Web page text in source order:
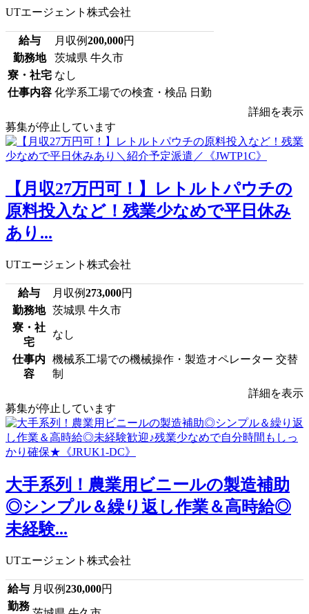
UTエージェント株式会社
給与 月収例200,000円
勤務地
茨城県 牛久市
寮・社宅 なし
仕事内容 化学系工場での検査・検品 日勤
詳細を表示
募集が停止しています
【月収27万円可！】レトルトパウチの
原料投入など！残業少なめで平日休み
あり...
UTエージェント株式会社
給与 月収例273,000円
勤務地
茨城県 牛久市
寮・社
宅
なし
仕事内
容
機械系工場での機械操作・製造オペレーター 交替
制
詳細を表示
募集が停止しています
大手系列！農業用ビニールの製造補助
◎シンプル＆繰り返し作業＆高時給◎
未経験...
UTエージェント株式会社
給与 月収例230,000円
勤務